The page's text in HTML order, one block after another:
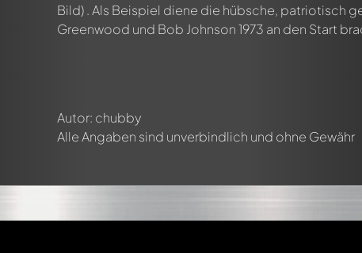
Bild) . Als Beispiel diene die hübsche, patriotisch
Greenwood und Bob Johnson 1973 an den Start
Autor: chubby
Alle Angaben sind unverbindlich und ohne Gewähr